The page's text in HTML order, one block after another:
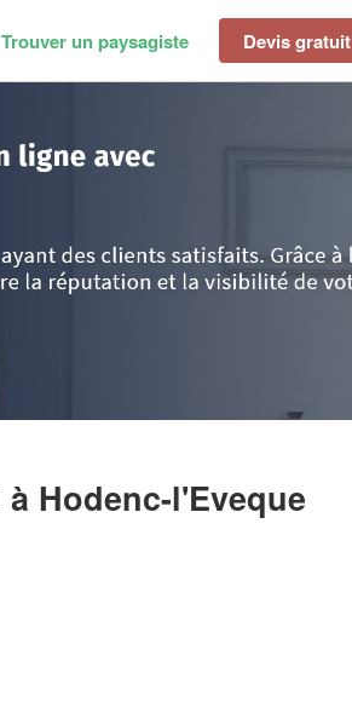
Trouver un paysagiste Devis gratuit
à Hodenc-l'Eveque